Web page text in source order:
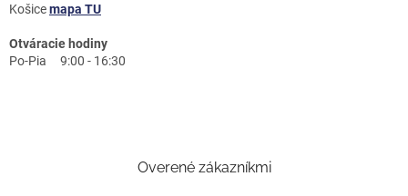
Košicemapa TU
Otváracie hodiny
Po-Pia 9:00 - 16:30
Overené zákazníkmi